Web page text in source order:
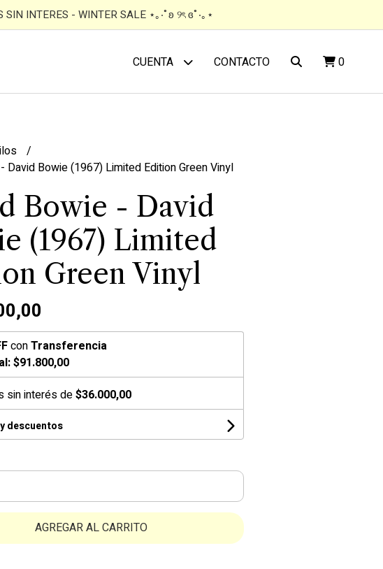
INTERES - WINTER SALE ⋆｡‧˚ʚ ୨ৎ ɞ˚‧｡⋆
CUENTA CONTACTO 0
David Bowie (1967) Limited Edition Green Vinyl
Bowie - David
(1967) Limited
Green Vinyl
conTransferencia
$91.800,00
sin interés de$36.000,00
descuentos
AGREGAR AL CARRITO